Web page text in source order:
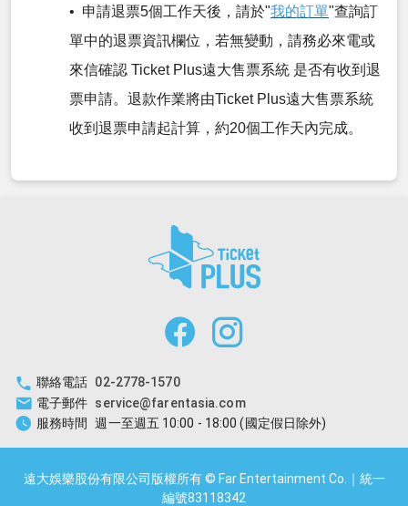
• 申請退票5個工作天後，請於"我的訂單"查詢訂
單中的退票資訊欄位，若無變動，請務必來電或
來信確認 Ticket Plus遠大售票系統 是否有收到退
票申請。退款作業將由Ticket Plus遠大售票系統
收到退票申請起計算，約20個工作天內完成。
聯絡電話 02-2778-1570
電子郵件 service@farentasia.com
服務時間
週一至週五 10:00 - 18:00 (國定假日除外)
遠大娛樂股份有限公司版權所有 © Far Entertainment Co.｜統一
編號83118342